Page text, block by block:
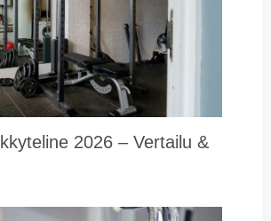
2026 – Vertailu &